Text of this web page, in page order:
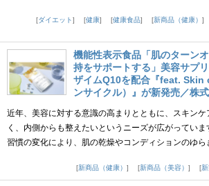
ダイエット
健康 健康食品 新商品（健康）
機能性表示食品「肌のターン
持をサポートする」美容サプ
ザイムQ10を配合『feat. Skin
ンサイクル）』が新発売／株
近年、美容に対する意識の高まりとともに、スキン
く、内側からも整えたいというニーズが広がってい
習慣の変化により、肌の乾燥やコンディションのゆ
新商品（健康）
新商品（美容）